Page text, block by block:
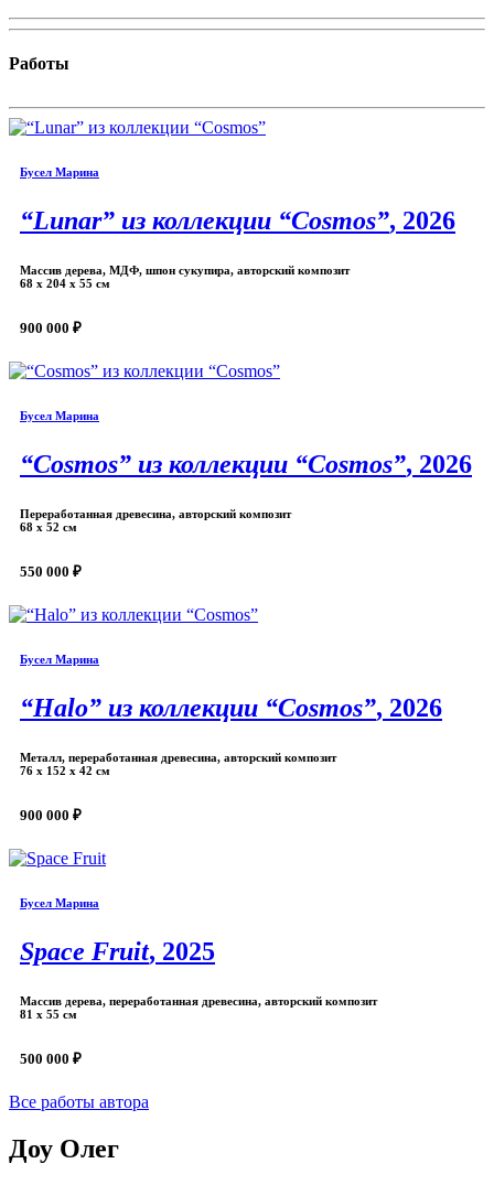
Работы
Бусел Марина
“Lunar” из коллекции “Cosmos”, 2026
Массив дерева, МДФ, шпон сукупира, авторский композит
68 х 204 х 55 см
900 000 ₽
Бусел Марина
“Cosmos” из коллекции “Cosmos”, 2026
Переработанная древесина, авторский композит
68 х 52 см
550 000 ₽
Бусел Марина
“Halo” из коллекции “Cosmos”, 2026
Металл, переработанная древесина, авторский композит
76 х 152 х 42 см
900 000 ₽
Бусел Марина
Space Fruit, 2025
Массив дерева, переработанная древесина, авторский композит
81 х 55 см
500 000 ₽
Все работы автора
Доу Олег